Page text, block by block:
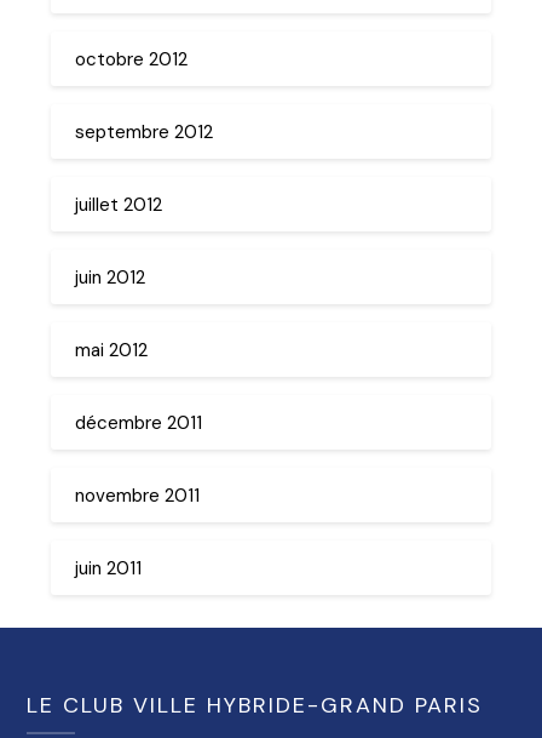
octobre 2012
septembre 2012
juillet 2012
juin 2012
mai 2012
décembre 2011
novembre 2011
juin 2011
LE CLUB VILLE HYBRIDE-GRAND PARIS